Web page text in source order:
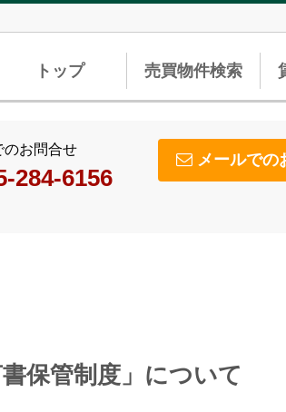
トップ 売買物件検索
のお問合せ
284-6156
メールでの
書保管制度」について